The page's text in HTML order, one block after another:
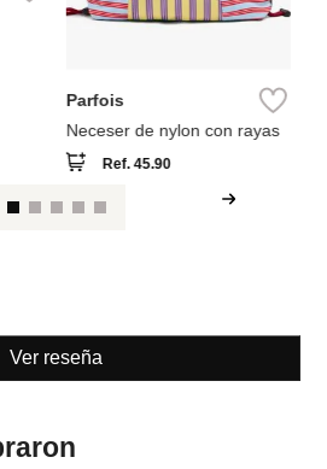
Parfois
Neceser de nylon con rayas
Ref.45.90
Ver reseña